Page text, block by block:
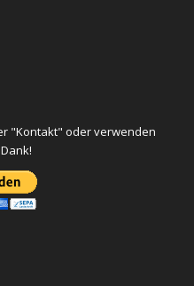
"Kontakt" oder verwenden